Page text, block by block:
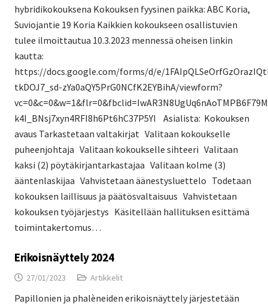
hybridikokouksena Kokouksen fyysinen paikka: ABC Koria,
Suviojantie 19 Koria Kaikkien kokoukseen osallistuvien
tulee ilmoittautua 10.3.2023 mennessä oheisen linkin
kautta:
https://docs.google.com/forms/d/e/
tkDOJ7_sd-zYa0aQY5PrG0NCfK2EYBihA/viewform?
k4I_BNsj7xyn4RFI8h6Pt6hC37P5YI Asialista: Kokouksen
avaus Tarkastetaan valtakirjat Valitaan kokoukselle
puheenjohtaja Valitaan kokoukselle sihteeri Valitaan
kaksi (2) pöytäkirjantarkastajaa Valitaan kolme (3)
ääntenlaskijaa Vahvistetaan äänestysluettelo Todetaan
kokouksen laillisuus ja päätösvaltaisuus Vahvistetaan
kokouksen työjärjestys Käsitellään hallituksen esittämä
toimintakertomus…
Erikoisnäyttely 2024
27/01/2023 Artikkelit
Papillonien ja phalèneiden erikoisnäyttely järjestetään